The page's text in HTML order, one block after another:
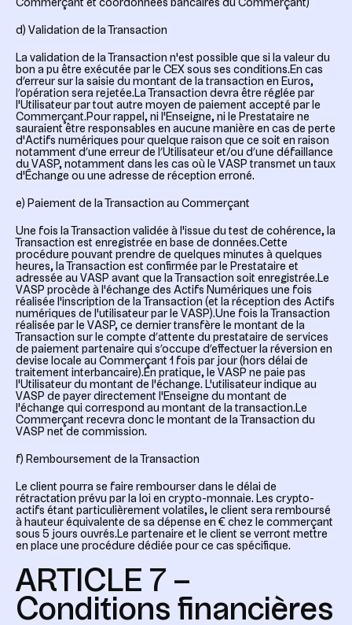
Commerçant et coordonnées bancaires du Commerçant)
d) Validation de la Transaction
La validation de la Transaction n'est possible que si la valeur du
bon a pu être exécutée par le CEX sous ses conditions.En cas
d’erreur sur la saisie du montant de la transaction en Euros,
l’opération sera rejetée.La Transaction devra être réglée par
l'Utilisateur par tout autre moyen de paiement accepté par le
Commerçant.Pour rappel, ni l'Enseigne, ni le Prestataire ne
sauraient être responsables en aucune manière en cas de perte
d'Actifs numériques pour quelque raison que ce soit en raison
notamment d’une erreur de l’Utilisateur et/ou d’une défaillance
du VASP, notamment dans les cas où le VASP transmet un taux
d'Échange ou une adresse de réception erroné.
e) Paiement de la Transaction au Commerçant
Une fois la Transaction validée à l'issue du test de cohérence, la
Transaction est enregistrée en base de données.Cette
procédure pouvant prendre de quelques minutes à quelques
heures, la Transaction est confirmée par le Prestataire et
adressée au VASP avant que la Transaction soit enregistrée.Le
VASP procède à l'échange des Actifs Numériques une fois
réalisée l'inscription de la Transaction (et la réception des Actifs
numériques de l'utilisateur par le VASP).Une fois la Transaction
réalisée par le VASP, ce dernier transfère le montant de la
Transaction sur le compte d’attente du prestataire de services
de paiement partenaire qui s’occupe d’effectuer la réversion en
devise locale au Commerçant 1 fois par jour (hors délai de
traitement interbancaire).En pratique, le VASP ne paie pas
l'Utilisateur du montant de l'échange. L'utilisateur indique au
VASP de payer directement l'Enseigne du montant de
l'échange qui correspond au montant de la transaction.Le
Commerçant recevra donc le montant de la Transaction du
VASP net de commission.
f) Remboursement de la Transaction
Le client pourra se faire rembourser dans le délai de
rétractation prévu par la loi en crypto-monnaie. Les crypto-
actifs étant particulièrement volatiles, le client sera remboursé
à hauteur équivalente de sa dépense en € chez le commerçant
sous 5 jours ouvrés.Le partenaire et le client se verront mettre
en place une procédure dédiée pour ce cas spécifique.
ARTICLE 7 –
Conditions financières